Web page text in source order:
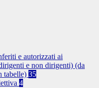
e autorizzati ai
e non dirigenti) (da
tabelle) 35
4